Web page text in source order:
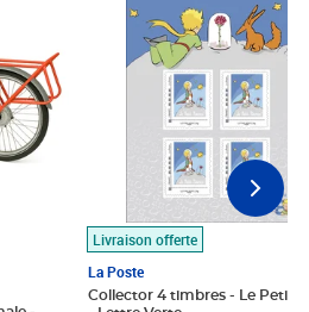
Livraison offerte
La Poste
Collector 4 timbres - Le Petit